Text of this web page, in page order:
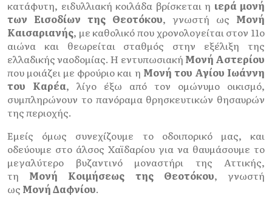
κατάφυτη, ειδυλλιακή κοιλάδα βρίσκεται η ιερά μονή
των Εισοδίων της Θεοτόκου, γνωστή ως Μονή
Καισαριανής, με καθολικό που χρονολογείται στον 11ο
αιώνα και θεωρείται σταθμός στην εξέλιξη της
ελλαδικής ναοδομίας. Η εντυπωσιακή Μονή Αστερίου
που μοιάζει με φρούριο και η Μονή του Αγίου Ιωάννη
του Καρέα, λίγο έξω από τον ομώνυμο οικισμό,
συμπληρώνουν το πανόραμα θρησκευτικών θησαυρών
της περιοχής.
Εμείς όμως συνεχίζουμε το οδοιπορικό μας, και
οδεύουμε στο άλσος Χαϊδαρίου για να θαυμάσουμε το
μεγαλύτερο βυζαντινό μοναστήρι της Αττικής,
τη Μονή Κοιμήσεως της Θεοτόκου, γνωστή
ως Μονή Δαφνίου.